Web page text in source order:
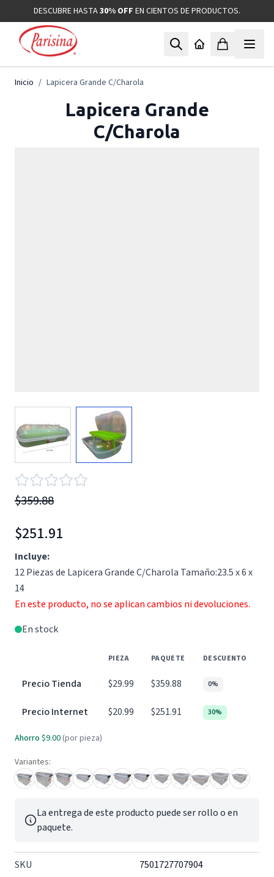
Ir al contenidoDESCUBRE HASTA30% OFF EN CIENTOS DE PRODUCTOS.
Inicio / Lapicera Grande C/Charola
Lapicera Grande
C/Charola
View larger imageView larger image
$359.88
$251.91
Incluye:
12 Piezas de Lapicera Grande C/Charola Tamaño:23.5 x 6 x
14
En este producto, no se aplican cambios ni devoluciones.
En stock
PIEZA PAQUETE DESCUENTO
Precio Tienda $29.99 $359.88 0%
Precio Internet $20.99 $251.91 30%
Ahorro $9.00 (por pieza)
Variantes:
La entrega de este producto puede ser rollo o en
paquete.
SKU
7501727707904